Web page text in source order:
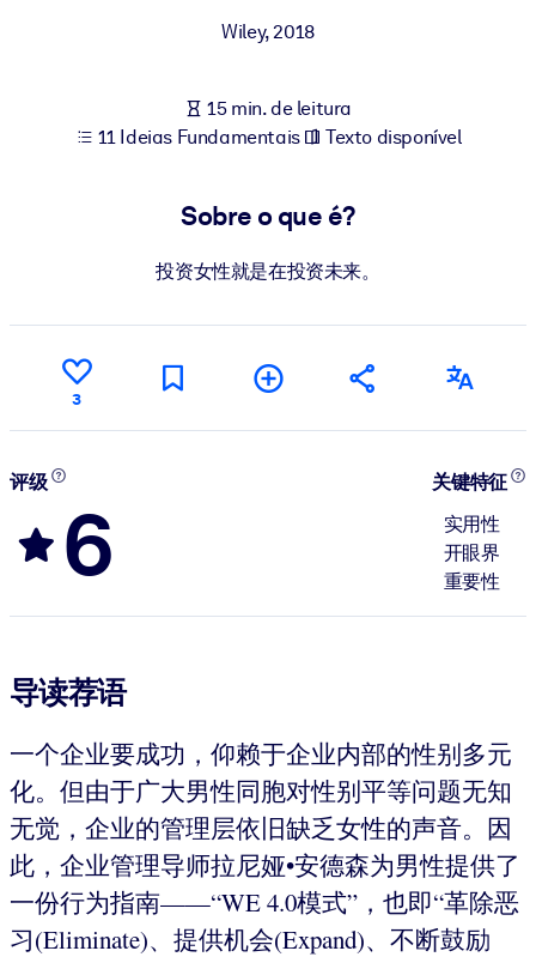
Para bibliotecas corporativas
negócios confiável e pronto para uso.
estruturado para melhorar os resultados.
Wiley,2018
15 min. de leitura
11 Ideias Fundamentais
Texto disponível
Sobre o que é?
投资女性就是在投资未来。
3
评级
6
关键特征
实用性
开眼界
重要性
导读荐语
一个企业要成功，仰赖于企业内部的性别多元
化。但由于广大男性同胞对性别平等问题无知
无觉，企业的管理层依旧缺乏女性的声音。因
此，企业管理导师拉尼娅•安德森为男性提供了
一份行为指南——“WE 4.0模式”，也即“革除恶
习(Eliminate)、提供机会(Expand)、不断鼓励